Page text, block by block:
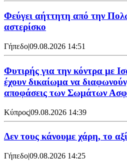
Φεύγει αήττητη από την
αστερίσκο
Γήπεδο|09.08.2026 14:51
Φυτιρής για την κόντρα με
έχουν δικαίωμα να
αποφάσεις των Σωμάτων
Κύπρος|09.08.2026 14:39
Δεν τους κάνουμε χάρη, το
Γήπεδο|09.08.2026 14:25